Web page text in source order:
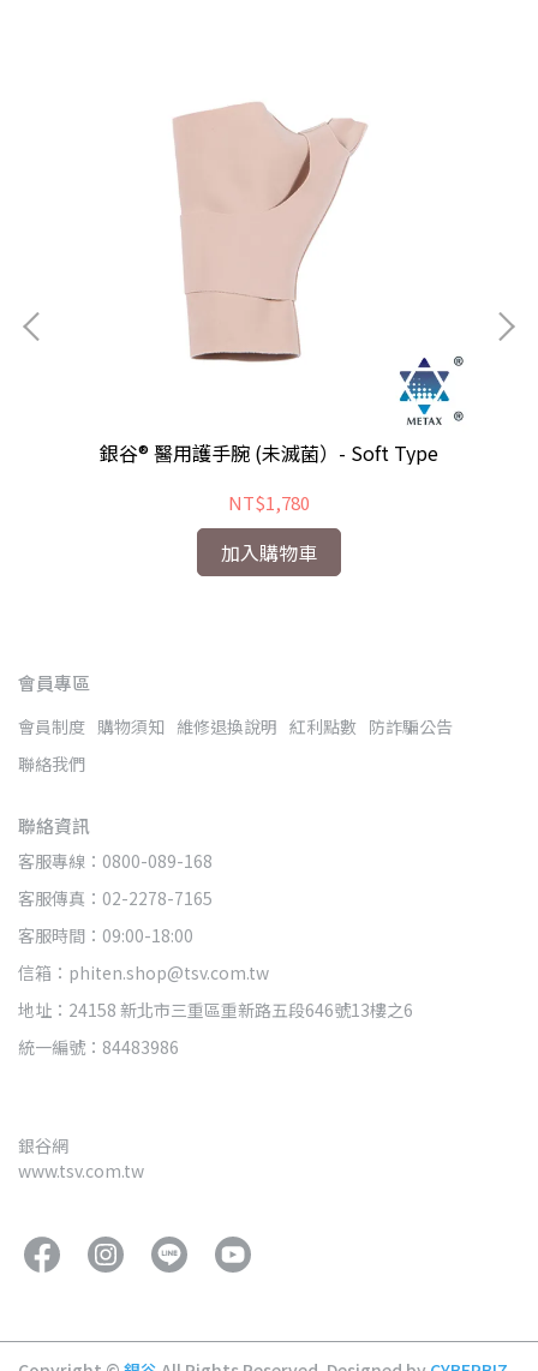
銀谷® 醫用護手腕 (未滅菌）- Soft Type
NT$1,780
加入購物車
會員專區
會員制度 購物須知 維修退換說明 紅利點數 防詐騙公告
聯絡我們
聯絡資訊
客服專線：0800-089-168
客服傳真：02-2278-7165
客服時間：09:00-18:00
信箱：phiten.shop@tsv.com.tw
地址：24158 新北市三重區重新路五段646號13樓之6
統一編號：84483986
銀谷網
www.tsv.com.tw